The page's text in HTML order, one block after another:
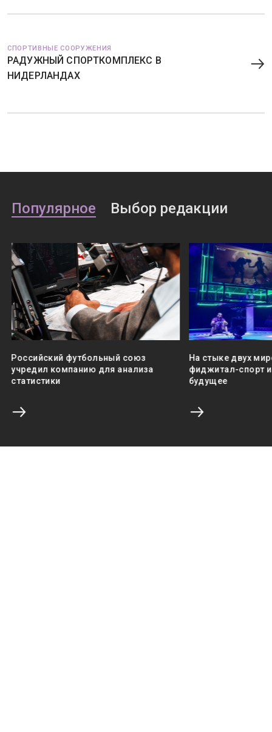
СПОРТИВНЫЕ СООРУЖЕНИЯ
РАДУЖНЫЙ СПОРТКОМПЛЕКС В
НИДЕРЛАНДАХ
Популярное Выбор редакции
Российский футбольный союз
учредил компанию для анализа
статистики
На стыке двух
фиджитал-спорт
будущее